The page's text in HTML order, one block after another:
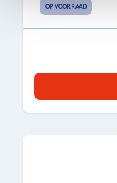
OP VOORRAAD